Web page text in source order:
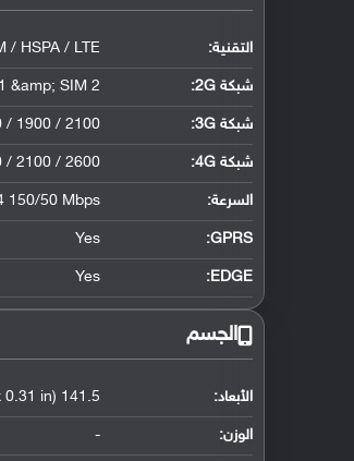
التقنية: / HSPA / LTE
شبكة 2G: &amp; SIM 2
شبكة 3G :
/ 1900 / 2100
شبكة 4G :
/ 2100 / 2600
السرعة: 150/50 Mbps
GPRS:
Yes
EDGE:
Yes
الجسم
الأبعاد: 141.5 x 69.9 x 7.9 mm (5.57 x 2.75 x 0.31 in)
الوزن: -